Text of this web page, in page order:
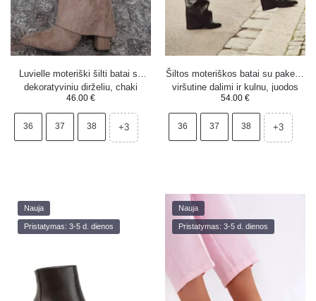
Luvielle moteriški šilti batai su
dekoratyviniu dirželiu, chaki
spalvos
46.00 €
36 37 38 +3
Šiltos moteriškos batai su pakelta
viršutine dalimi ir kulnu, juodos
spalvos „Elivira“
54.00 €
36 37 38 +3
Nauja
Pristatymas: 3-5 d. dienos
Nauja
Pristatymas: 3-5 d. dienos